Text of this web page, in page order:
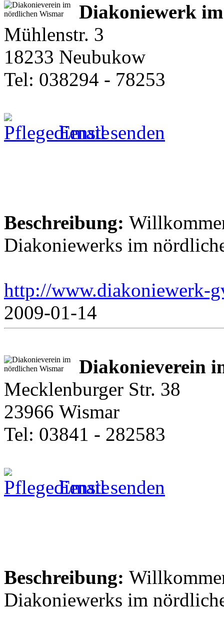
Diakoniewerk
Mühlenstr. 3
18233 Neubukow
Tel: 038294 - 78253
Email senden
Beschreibung:
Diakoniewerks im
http://www.diakoniewerk-
2009-01-14
Diakonieverein
Mecklenburger Str. 38
23966 Wismar
Tel: 03841 - 282583
Email senden
Beschreibung:
Diakoniewerks im